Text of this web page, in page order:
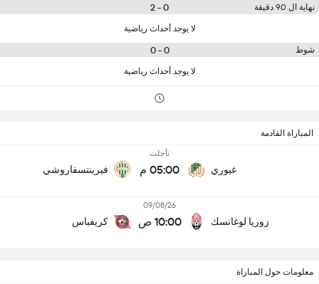
نهاية ال 90 دقيقة
0 - 2
لا يوجد أحداث رياضية
شوط 0 - 0
لا يوجد أحداث رياضية
المباراة القادمة
غيوري
تأجلت
05:00 م فيرينتسفاروشي
زوريا لوغانسك
09/08/26
10:00 ص كريفباس
معلومات حول المباراة